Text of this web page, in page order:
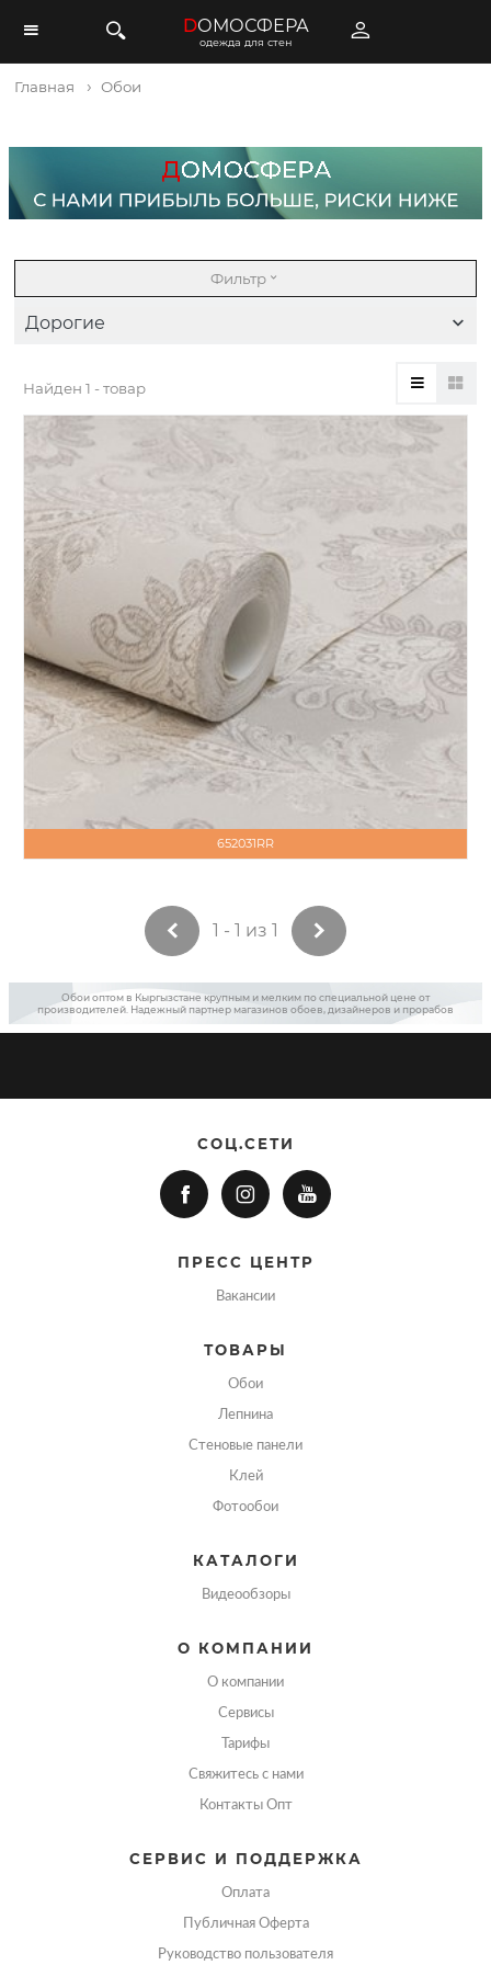
DОМОСФЕРА
одежда для стен
Главная Обои
Фильтр
Дорогие
Найден 1 - товар
652031RR
1 - 1 из 1
Обои оптом в Кыргызстане крупным и мелким по специальной цене от
производителей. Надежный партнер магазинов обоев, дизайнеров и прорабов
СОЦ.СЕТИ
ПРЕСС ЦЕНТР
Вакансии
ТОВАРЫ
Обои
Лепнина
Стеновые панели
Клей
Фотообои
КАТАЛОГИ
Видеообзоры
О КОМПАНИИ
О компании
Сервисы
Тарифы
Свяжитесь с нами
Контакты Опт
СЕРВИС И ПОДДЕРЖКА
Оплата
Публичная Оферта
Руководство пользователя